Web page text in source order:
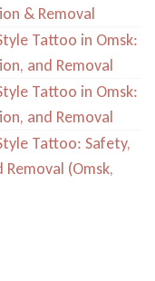
& Removal
Tattoo in Omsk:
and Removal
Tattoo in Omsk:
and Removal
Tattoo: Safety,
(Omsk,